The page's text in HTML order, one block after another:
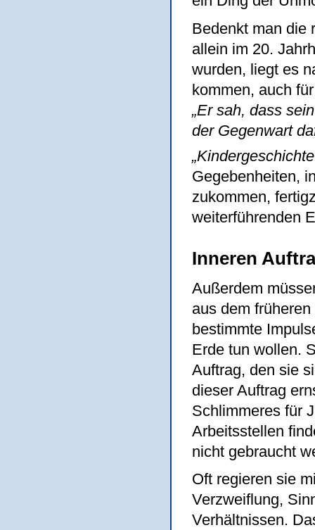
Bedenkt man die
allein im 20.
wurden, liegt es
kommen, auch
„Er sah, dass
der Gegenwart
Gegebenheiten,
zukommen,
weiterführenden
Inneren
Außerdem
aus dem
bestimmte
Erde tun wollen.
Auftrag, den sie
dieser Auftrag
Schlimmeres für
Arbeitsstellen
nicht gebraucht
Oft regieren sie
Verzweiflung,
Verhältnissen.